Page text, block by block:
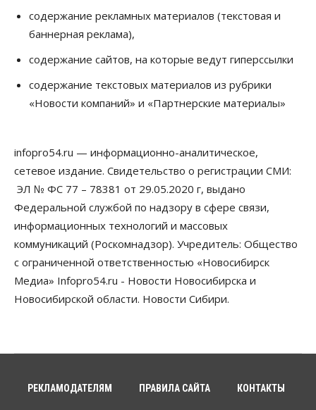
привлекать к разработке новых лекарств в
России
06 Августа 2026, 19:00
Россия построит в Киргизии новый кампус КРСУ:
30 гектаров, 15 тысяч студентов и 30 миллиардов
рублей
Общество
Новосибирским студентам помогают
адаптироваться к учебе через культуру
06 Августа 2026, 18:00
Бизнес Власть Недвижимость
Застройщики продавливают компромиссы по
площади участков для КРТ в Новосибирске
06 Августа 2026, 17:30
Около Заельцовского бора Новосибирска
задержали в Новосибирске
содержание рекламных материалов (текстовая и
баннерная реклама),
содержание сайтов, на которые ведут гиперссылки
содержание текстовых материалов из рубрики
«Новости компаний» и «Партнерские материалы»
infopro54.ru — информационно-аналитическое,
сетевое издание. Свидетельство о регистрации СМИ:
ЭЛ № ФС 77 – 78381 от 29.05.2020 г, выдано
Федеральной службой по надзору в сфере связи,
информационных технологий и массовых
коммуникаций (Роскомнадзор). Учредитель: Общество
с ограниченной ответственностью «Новосибирск
Медиа» Infopro54.ru - Новости Новосибирска и
Новосибирской области. Новости Сибири.
РЕКЛАМОДАТЕЛЯМ ПРАВИЛА САЙТА КОНТАКТЫ